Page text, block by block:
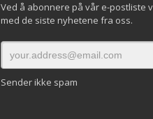
Ved å abonnere på vår e-postliste
med de siste nyhetene fra oss.
Sender ikke spam